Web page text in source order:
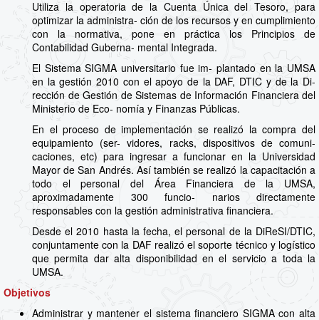
Utiliza la operatoria de la Cuenta Única del Tesoro, para
optimizar la administra- ción de los recursos y en cumplimiento
con la normativa, pone en práctica los Principios de
Contabilidad Guberna- mental Integrada.
El Sistema SIGMA universitario fue im- plantado en la UMSA
en la gestión 2010 con el apoyo de la DAF, DTIC y de la Di-
rección de Gestión de Sistemas de Información Financiera del
Ministerio de Eco- nomía y Finanzas Públicas.
En el proceso de implementación se realizó la compra del
equipamiento (ser- vidores, racks, dispositivos de comuni-
caciones, etc) para ingresar a funcionar en la Universidad
Mayor de San Andrés. Así también se realizó la capacitación a
todo el personal del Área Financiera de la UMSA,
aproximadamente 300 funcio- narios directamente
responsables con la gestión administrativa financiera.
Desde el 2010 hasta la fecha, el personal de la DiReSI/DTIC,
conjuntamente con la DAF realizó el soporte técnico y logístico
que permita dar alta disponibilidad en el servicio a toda la
UMSA.
Objetivos
Administrar y mantener el sistema financiero SIGMA con alta